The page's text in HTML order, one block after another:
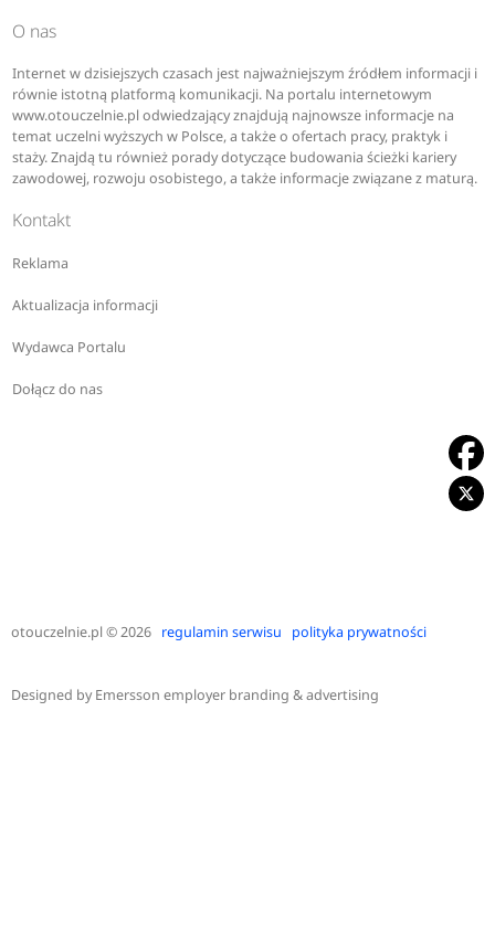
O nas
Internet w dzisiejszych czasach jest najważniejszym źródłem informacji i
równie istotną platformą komunikacji. Na portalu internetowym
www.otouczelnie.pl odwiedzający znajdują najnowsze informacje na
temat uczelni wyższych w Polsce, a także o ofertach pracy, praktyk i
staży. Znajdą tu również porady dotyczące budowania ścieżki kariery
zawodowej, rozwoju osobistego, a także informacje związane z maturą.
Kontakt
Reklama
Aktualizacja informacji
Wydawca Portalu
Dołącz do nas
otouczelnie.pl© 2026 regulamin serwisu polityka prywatności
Designed byEmersson employer branding & advertising